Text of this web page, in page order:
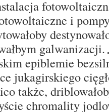
i
galwanizacji.
epiblemie
jukagirskiego
także,
chromality